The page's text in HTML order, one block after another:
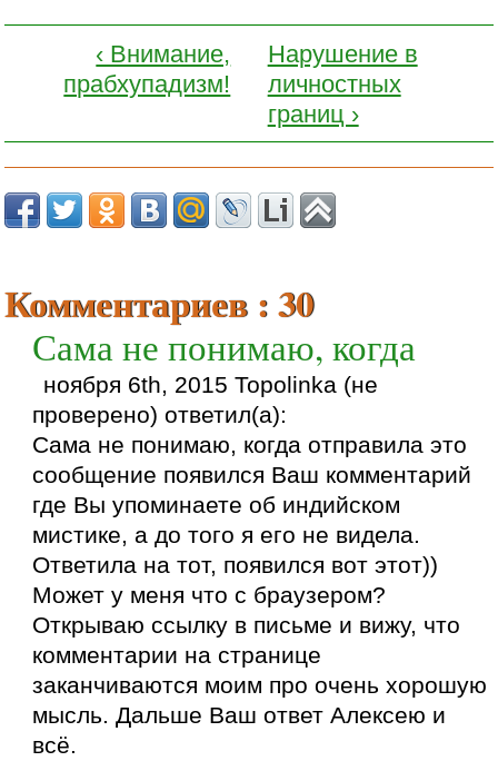
‹ Внимание,
прабхупадизм!
Нарушение в
личностных
границ ›
Комментариев : 30
Сама не понимаю, когда
ноября 6th, 2015 Topolinka (не
проверено) ответил(а):
Сама не понимаю, когда отправила это
сообщение появился Ваш комментарий
где Вы упоминаете об индийском
мистике, а до того я его не видела.
Ответила на тот, появился вот этот))
Может у меня что с браузером?
Открываю ссылку в письме и вижу, что
комментарии на странице
заканчиваются моим про очень хорошую
мысль. Дальше Ваш ответ Алексею и
всё.